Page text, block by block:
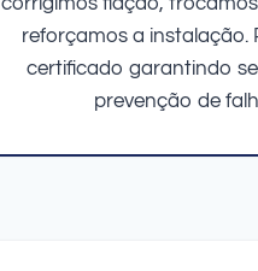
reforçamos a instalação.
certificado garantindo
prevenção de